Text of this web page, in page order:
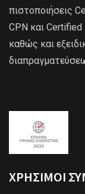
πιστοποιήσεις
CPN και
καθώς και
ΧΡΗΣΙΜΟΙ